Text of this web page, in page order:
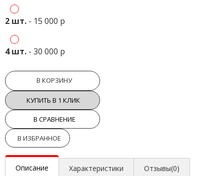
2 шт. - 15 000 р
4 шт. - 30 000 р
В КОРЗИНУ
КУПИТЬ В 1 КЛИК
В СРАВНЕНИЕ
В ИЗБРАННОЕ
Описание Характеристики Отзывы(0)